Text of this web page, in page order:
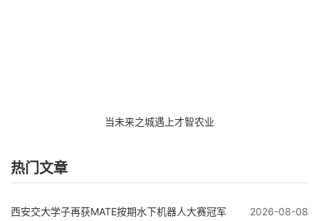
当未来之城遇上才智农业
热门文章
西安交大学子再获MATE按期水下机器人大赛冠军 2026-08-08